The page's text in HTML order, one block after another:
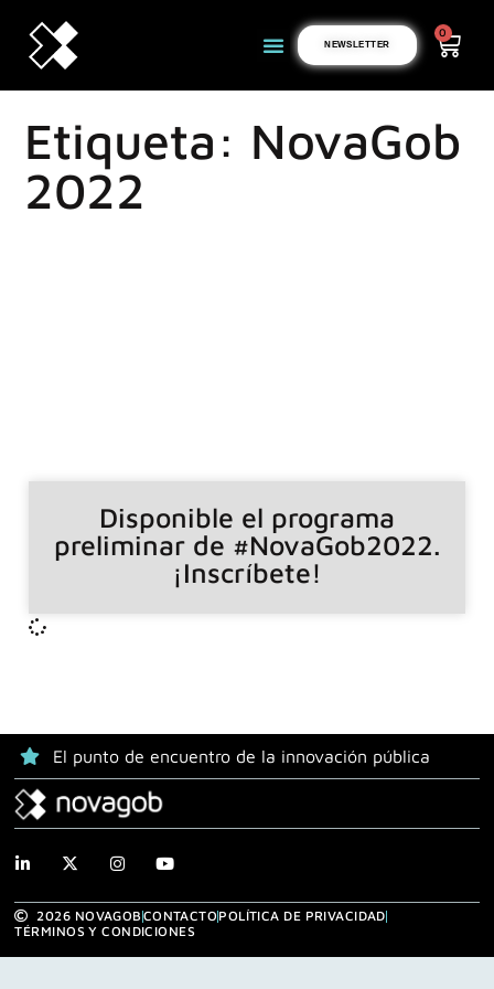
NEWSLETTER
0
Etiqueta: NovaGob
2022
Disponible el programa
preliminar de #NovaGob2022.
¡Inscríbete!
El punto de encuentro de la innovación pública
2026 NOVAGOBCONTACTOPOLÍTICA DE PRIVACIDAD
TÉRMINOS Y CONDICIONES